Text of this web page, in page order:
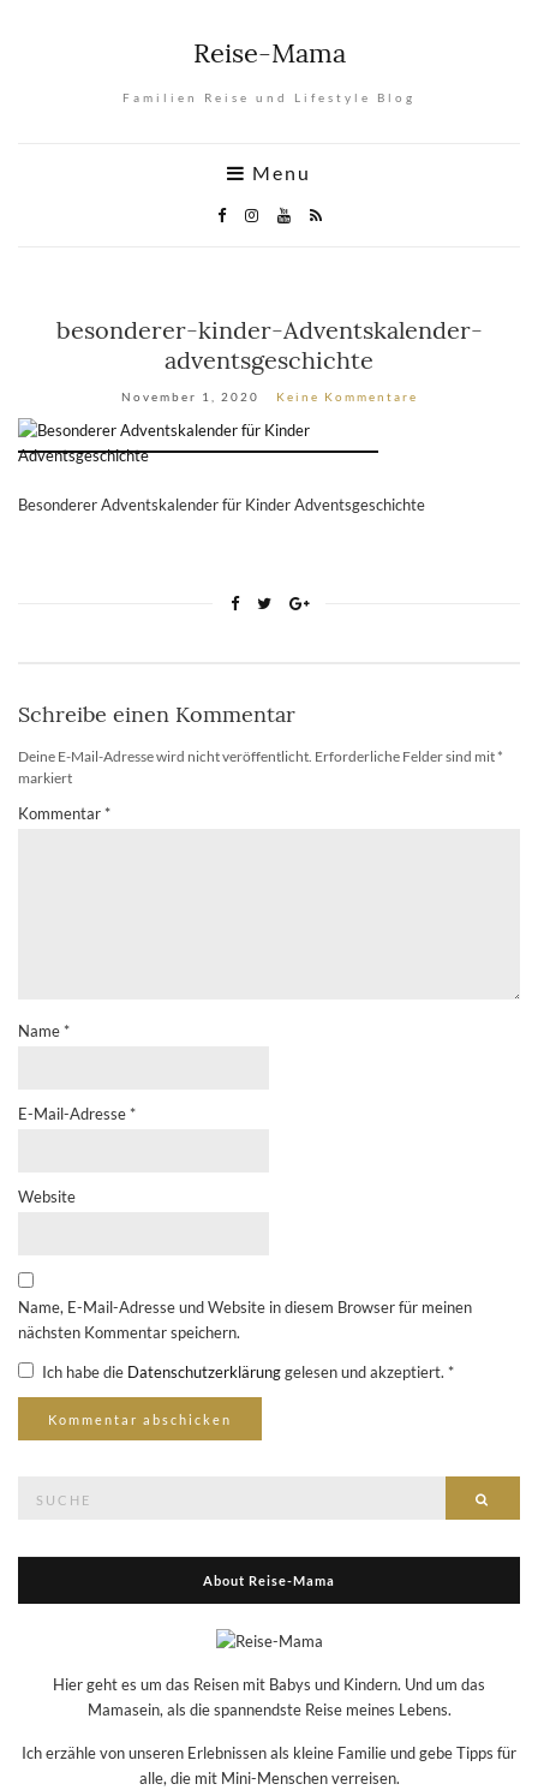
Reise-Mama
Familien Reise und Lifestyle Blog
Menu
besonderer-kinder-Adventskalender-
adventsgeschichte
November 1, 2020 Keine Kommentare
Besonderer Adventskalender für Kinder Adventsgeschichte
Schreibe einen Kommentar
Deine E-Mail-Adresse wird nicht veröffentlicht. Erforderliche Felder sind mit *
markiert
Kommentar *
Name *
E-Mail-Adresse *
Website
Name, E-Mail-Adresse und Website in diesem Browser für meinen
nächsten Kommentar speichern.
Ich habe die Datenschutzerklärunggelesen und akzeptiert. *
About Reise-Mama
Hier geht es um das Reisen mit Babys und Kindern. Und um das
Mamasein, als die spannendste Reise meines Lebens.
Ich erzähle von unseren Erlebnissen als kleine Familie und gebe Tipps für
alle, die mit Mini-Menschen verreisen.